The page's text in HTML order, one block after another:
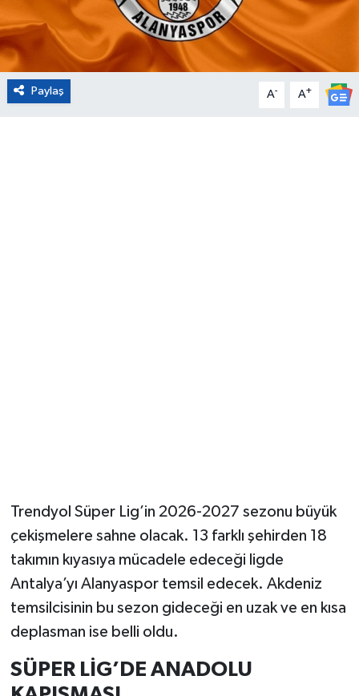
Paylaş A- A+
Trendyol Süper Lig’in 2026-2027 sezonu büyük
çekişmelere sahne olacak. 13 farklı şehirden 18
takımın kıyasıya mücadele edeceği ligde
Antalya’yı Alanyaspor temsil edecek. Akdeniz
temsilcisinin bu sezon gideceği en uzak ve en kısa
deplasman ise belli oldu.
SÜPER LİG’DE ANADOLU
Çevre
Kültür ve Sanat